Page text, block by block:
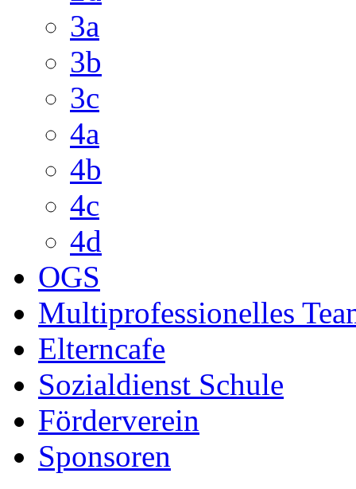
3a
3b
3c
4a
4b
4c
4d
OGS
Multiprofessionelles
Elterncafe
Sozialdienst Schule
Förderverein
Sponsoren